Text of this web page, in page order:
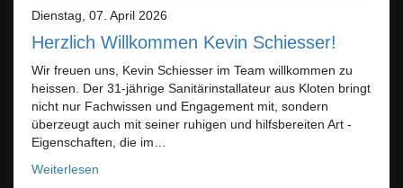
Dienstag, 07. April 2026
Herzlich Willkommen Kevin Schiesser!
Wir freuen uns, Kevin Schiesser im Team willkommen zu
heissen. Der 31-jährige Sanitärinstallateur aus Kloten bringt
nicht nur Fachwissen und Engagement mit, sondern
überzeugt auch mit seiner ruhigen und hilfsbereiten Art -
Eigenschaften, die im…
Weiterlesen